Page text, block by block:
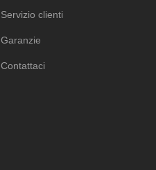
Servizio clienti
Garanzie
Contattaci